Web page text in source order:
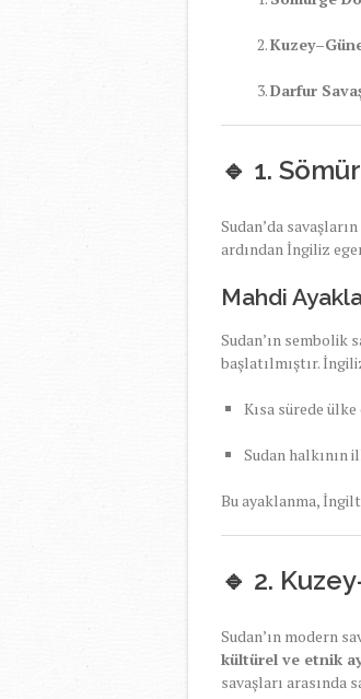
Darfur
🔹 1.
Sudan’da
ardından İngiliz
Mahdi
Sudan’ın sembolik
başlatılmıştır.
Kısa sürede
Sudan halkının
Bu ayaklanma,
🔹 2.
Sudan’ın modern
kültürel ve etnik
savaşları arasında